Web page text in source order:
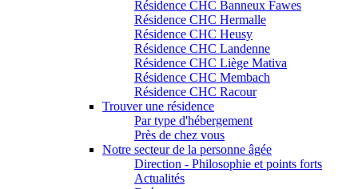
Résidence CHC Banneux Fawes
Résidence CHC Hermalle
Résidence CHC Heusy
Résidence CHC Landenne
Résidence CHC Liège Mativa
Résidence CHC Membach
Résidence CHC Racour
Trouver une résidence
Par type d'hébergement
Près de chez vous
Notre secteur de la personne âgée
Direction - Philosophie et points forts
Actualités